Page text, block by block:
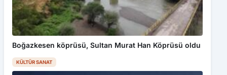
Boğazkesen köprüsü, Sultan Murat Han Köprüsü oldu
KÜLTÜR SANAT